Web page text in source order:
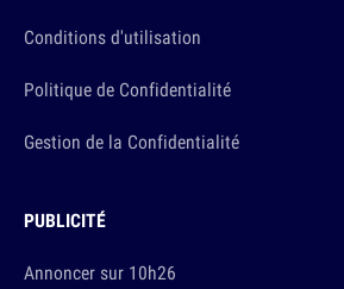
Conditions d'utilisation
Politique de Confidentialité
Gestion de la Confidentialité
PUBLICITÉ
Annoncer sur 10h26